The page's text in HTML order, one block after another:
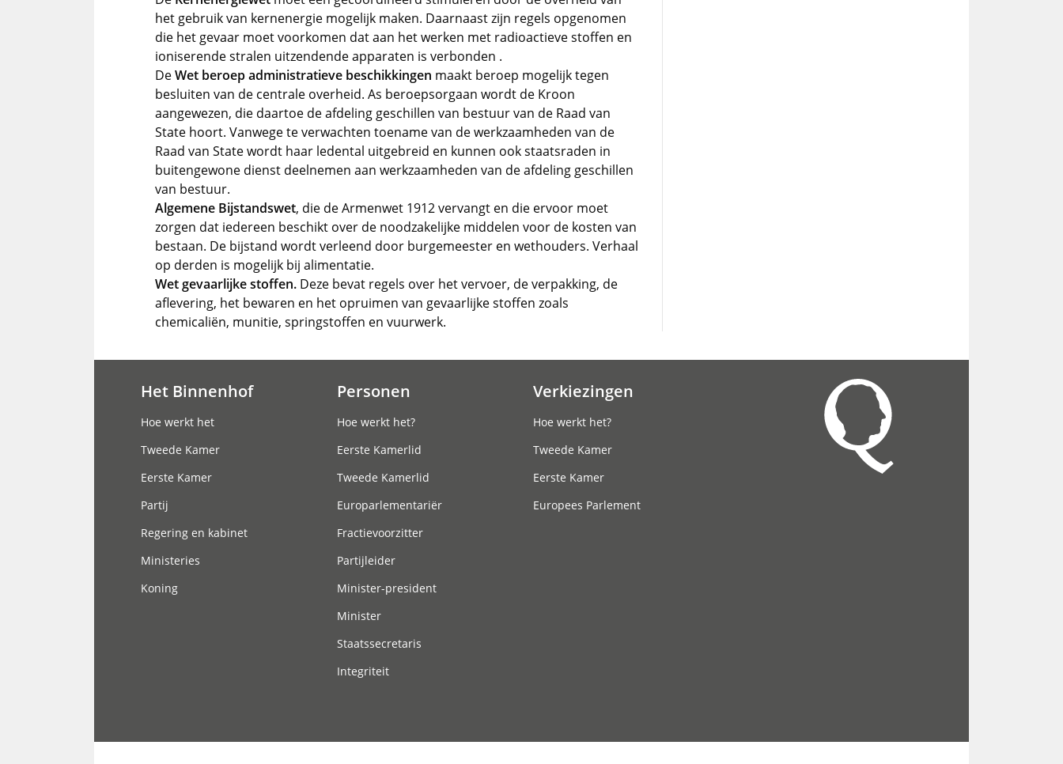
het gebruik van kernenergie mogelijk maken. Daarnaast zijn regels opgenomen
die het gevaar moet voorkomen dat aan het werken met radioactieve stoffen en
ioniserende stralen uitzendende apparaten is verbonden .
DeWet beroep administratieve beschikkingen maakt beroep mogelijk tegen
besluiten van de centrale overheid. As beroepsorgaan wordt de Kroon
aangewezen, die daartoe de afdeling geschillen van bestuur van de Raad van
State hoort. Vanwege te verwachten toename van de werkzaamheden van de
Raad van State wordt haar ledental uitgebreid en kunnen ook staatsraden in
buitengewone dienst deelnemen aan werkzaamheden van de afdeling geschillen
van bestuur.
Algemene Bijstandswet, die de Armenwet 1912 vervangt en die ervoor moet
zorgen dat iedereen beschikt over de noodzakelijke middelen voor de kosten van
bestaan. De bijstand wordt verleend door burgemeester en wethouders. Verhaal
op derden is mogelijk bij alimentatie.
Wet gevaarlijke stoffen. Deze bevat regels over het vervoer, de verpakking, de
aflevering, het bewaren en het opruimen van gevaarlijke stoffen zoals
chemicaliën, munitie, springstoffen en vuurwerk.
Het Binnenhof
Hoe werkt het
Tweede Kamer
Eerste Kamer
Partij
Regering en kabinet
Ministeries
Koning
Personen
Hoe werkt het?
Eerste Kamerlid
Tweede Kamerlid
Europarlementariër
Fractievoorzitter
Partijleider
Minister-president
Minister
Staatssecretaris
Integriteit
Verkiezingen
Hoe werkt het?
Tweede Kamer
Eerste Kamer
Europees Parlement